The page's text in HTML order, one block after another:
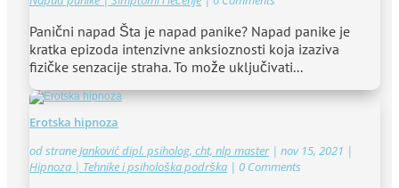
Search in content
Panični napad Šta je napad panike? Napad panike je
kratka epizoda intenzivne anksioznosti koja izaziva
fizičke senzacije straha. To može uključivati...
Erotska hipnoza
od straneJanković dipl. psiholog, cht, nlp master| nov 15, 2021 |
Hipnoza | Tehnike i psihološka podrška | 0 Comments